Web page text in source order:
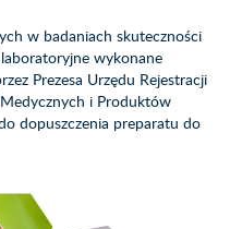
w badaniach skuteczności
wykonane
Prezesa Urzędu Rejestracji
i Produktów
dopuszczenia preparatu do